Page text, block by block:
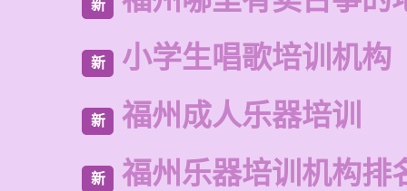
新
新 小学生唱歌培训机构
新 福州成人乐器培训
新 福州乐器培训机构排